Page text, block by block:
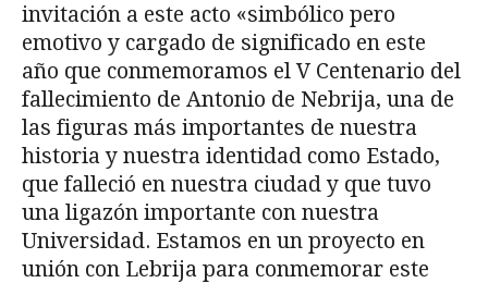
invitación a este acto «simbólico pero
emotivo y cargado de significado en este
año que conmemoramos el V Centenario del
fallecimiento de Antonio de Nebrija, una de
las figuras más importantes de nuestra
historia y nuestra identidad como Estado,
que falleció en nuestra ciudad y que tuvo
una ligazón importante con nuestra
Universidad. Estamos en un proyecto en
unión con Lebrija para conmemorar este